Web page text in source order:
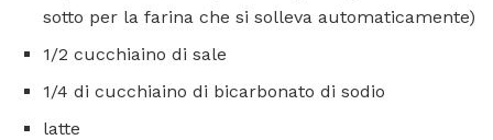
sotto per la farina che si solleva automaticamente)
1/2 cucchiaino di sale
1/4 di cucchiaino di bicarbonato di sodio
latte